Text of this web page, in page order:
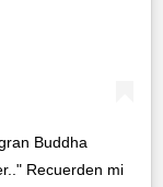
Buddha
Recuerden mi